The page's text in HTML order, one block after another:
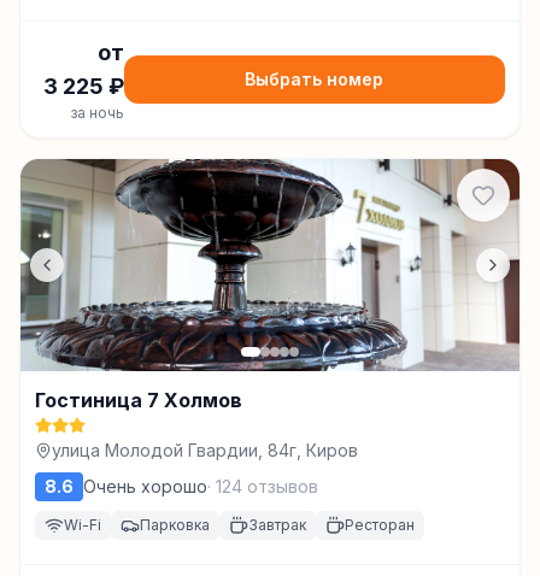
от
3 225 ₽
за ночь
Выбрать номер
Гостиница 7 Холмов
улица Молодой Гвардии, 84г, Киров
8.6 Очень хорошо· 124 отзывов
Wi-Fi Парковка Завтрак Ресторан